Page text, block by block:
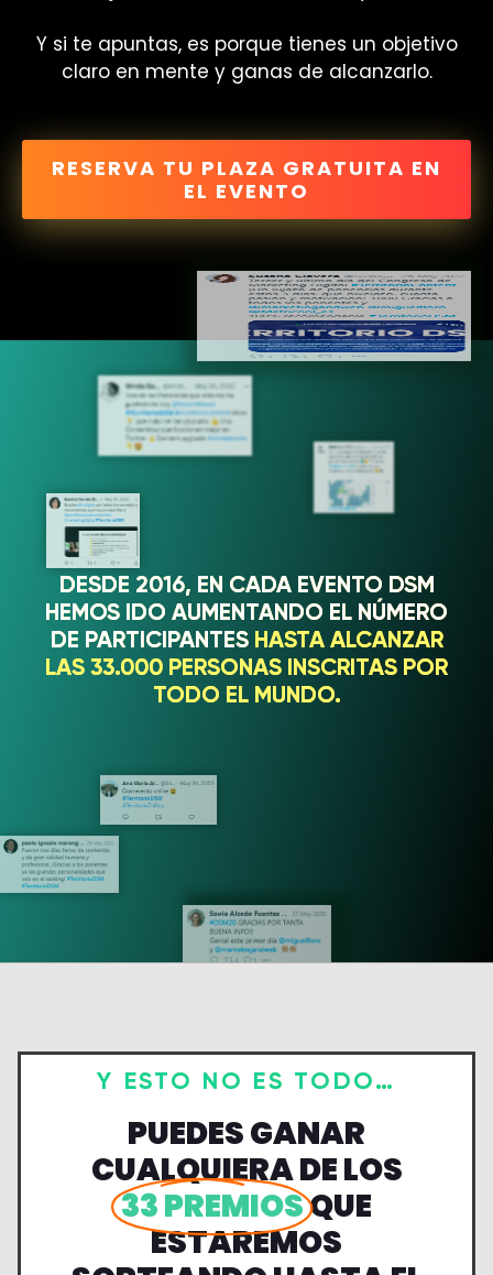
Y si te apuntas, es porque tienes un objetivo
claro en mente y ganas de alcanzarlo.
RESERVA TU PLAZA GRATUITA EN
EL EVENTO
DESDE 2016, EN CADA EVENTO DSM
HEMOS IDO AUMENTANDO EL NÚMERO
DE PARTICIPANTES HASTA ALCANZAR
LAS 33.000 PERSONAS INSCRITAS POR
TODO EL MUNDO.
Y ESTO NO ES TODO…
PUEDES GANAR
CUALQUIERA DE LOS
33 PREMIOSQUE
ESTAREMOS